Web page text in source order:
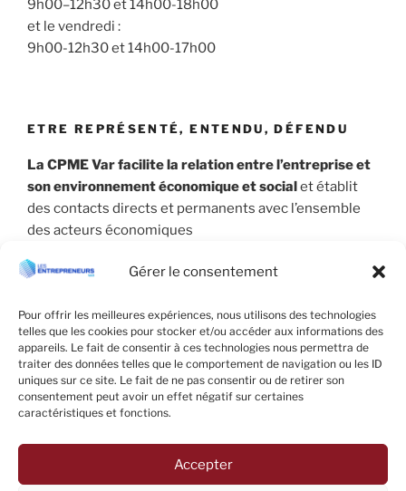
Gérer le consentement
Pour offrir les meilleures expériences, nous utilisons des technologies
telles que les cookies pour stocker et/ou accéder aux informations des
appareils. Le fait de consentir à ces technologies nous permettra de
traiter des données telles que le comportement de navigation ou les ID
uniques sur ce site. Le fait de ne pas consentir ou de retirer son
consentement peut avoir un effet négatif sur certaines
caractéristiques et fonctions.
Accepter
9h00–12h30 et 14h00-18h00
et le vendredi :
9h00-12h30 et 14h00-17h00
ETRE REPRÉSENTÉ, ENTENDU, DÉFENDU
La CPME Var facilite la relation entre l’entreprise et
son environnement économique et social et établit
des contacts directs et permanents avec l’ensemble
des acteurs économiques